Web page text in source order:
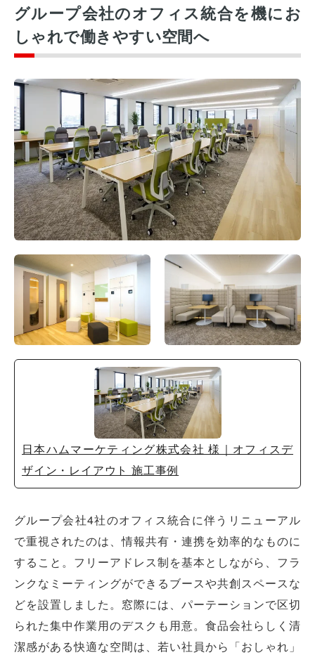
グループ会社のオフィス統合を機にお
しゃれで働きやすい空間へ
日本ハムマーケティング株式会社 様｜オフィスデ
ザイン・レイアウト 施工事例
グループ会社4社のオフィス統合に伴うリニューアル
で重視されたのは、情報共有・連携を効率的なものに
すること。フリーアドレス制を基本としながら、フラ
ンクなミーティングができるブースや共創スペースな
どを設置しました。窓際には、パーテーションで区切
られた集中作業用のデスクも用意。食品会社らしく清
潔感がある快適な空間は、若い社員から「おしゃれ」